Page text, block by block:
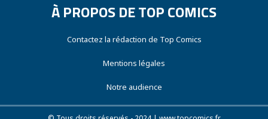
À PROPOS DE TOP COMICS
Contactez la rédaction de Top Comics
Mentions légales
Notre audience